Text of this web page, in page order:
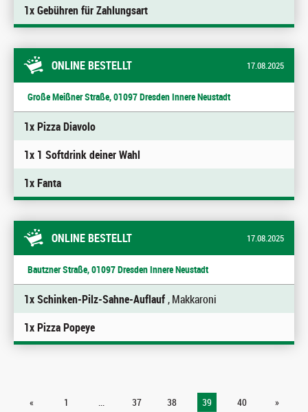
1x Gebühren für Zahlungsart
ONLINE BESTELLT 17.08.2025
Große Meißner Straße, 01097 Dresden Innere Neustadt
1x Pizza Diavolo
1x 1 Softdrink deiner Wahl
1x Fanta
ONLINE BESTELLT 17.08.2025
Bautzner Straße, 01097 Dresden Innere Neustadt
1x Schinken-Pilz-Sahne-Auflauf, Makkaroni
1x Pizza Popeye
« 1 ... 37 38 39 40 »